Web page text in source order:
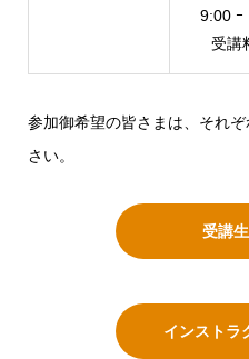
9:00 ｰ
受講
参加御希望の皆さまは、それ
さい。
受講
インストラ